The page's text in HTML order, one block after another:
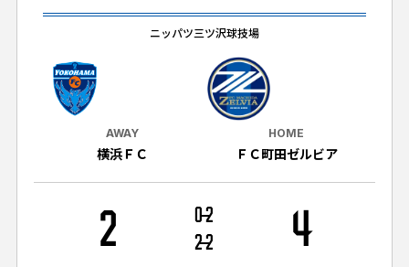
グッズ
ホームタウン活動
アカデミー
チケット販売スケジュール
️スタジアムを知る
スタジアムアクセス
スタジアムマップ
観戦方法を知る
ＦＣ町田ゼルビアについて
選手・スタッフ紹介
ファンクラブ
クラブゼルビスタへの入会
シーズンシート
ＦＣ町田ゼルビアをサポート
トレーニングの見学・ファンサービス
グッズを買う
グッズを買うトップ
オンラインストア
ホームタウントップ
ゼルビアアシスト募集
パートナートップ
AWAY
横浜ＦＣ
ニッパツ三ツ沢球技場
HOME
ＦＣ町田ゼルビア
2 02
22 4